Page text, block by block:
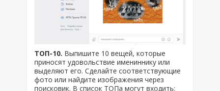
ТОП-10. Выпишите 10 вещей, которые
приносят удовольствие имениннику или
выделяют его. Сделайте соответствующие
фото или найдите изображения через
поисковик. В список ТОПа могут входить: